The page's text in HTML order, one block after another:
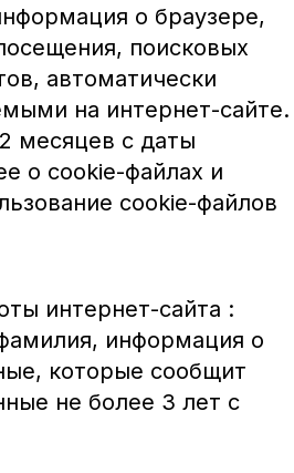
о браузере,
поисковых
автоматически
на интернет-сайте.
месяцев с даты
о cookie-файлах и
cookie-файлов
интернет-сайта :
информация о
которые сообщит
не более 3 лет с